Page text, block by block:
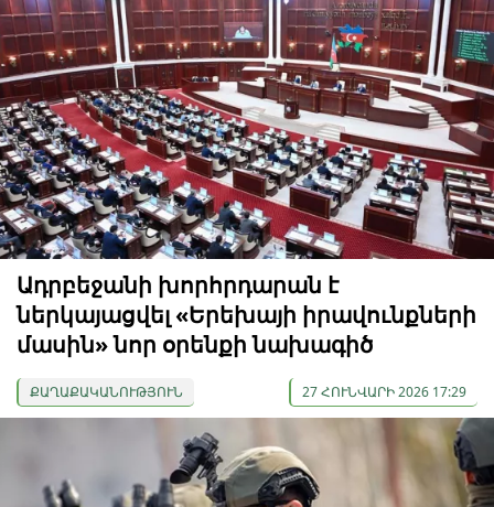
Ադրբեջանի խորհրդարան է
ներկայացվել «Երեխայի իրավունքների
մասին» նոր օրենքի նախագիծ
ՔԱՂԱՔԱԿԱՆՈՒԹՅՈՒՆ 27 ՀՈՒՆՎԱՐԻ 2026 17:29